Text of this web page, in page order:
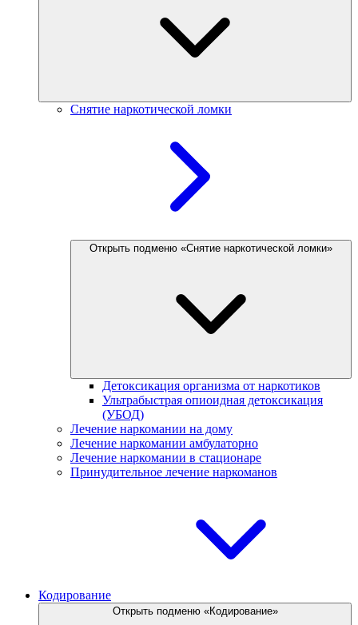
Снятие наркотической ломки
Открыть подменю «Снятие наркотической ломки»
Детоксикация организма от наркотиков
Ультрабыстрая опиоидная детоксикация
(УБОД)
Лечение наркомании на дому
Лечение наркомании амбулаторно
Лечение наркомании в стационаре
Принудительное лечение наркоманов
Кодирование
Открыть подменю «Кодирование»